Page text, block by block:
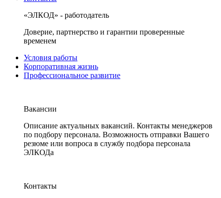
«ЭЛКОД» - работодатель
Доверие, партнерство и гарантии проверенные
временем
Условия работы
Корпоративная жизнь
Профессиональное развитие
Вакансии
Описание актуальных вакансий. Контакты менеджеров
по подбору персонала. Возможность отправки Вашего
резюме или вопроса в службу подбора персонала
ЭЛКОДа
Контакты